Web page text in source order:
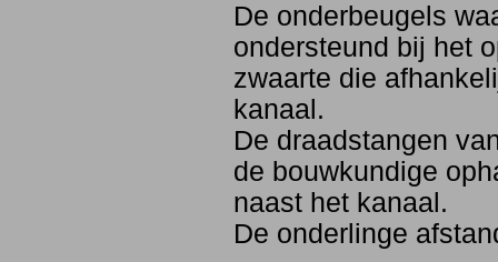
De onderbeugels
ondersteund bij het
zwaarte die
kanaal.
De draadstangen
de bouwkundige
naast het kanaal.
De onderlinge